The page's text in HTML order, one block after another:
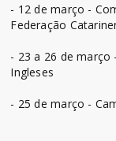
- 12 de março -
Federação
- 23 a 26 de março
Ingleses
- 25 de março -